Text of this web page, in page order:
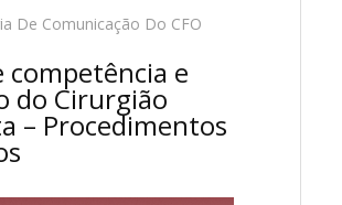
De Comunicação Do CFO
competência e
do Cirurgião
– Procedimentos